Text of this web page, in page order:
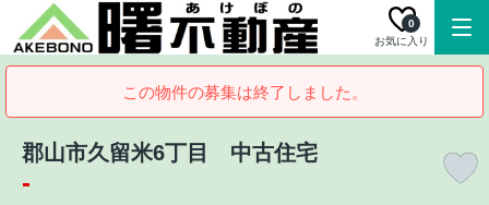
お気に入り
0
この物件の募集は終了しました。
郡山市久留米6丁目 中古住宅
-